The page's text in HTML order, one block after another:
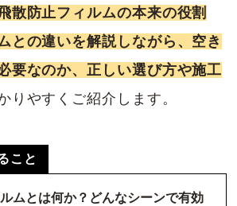
散防止フィルムの本来の役割
との違いを解説しながら、空き
要なのか、正しい選び方や施工
りやすくご紹介します。
こと
ムとは何か？どんなシーンで有効